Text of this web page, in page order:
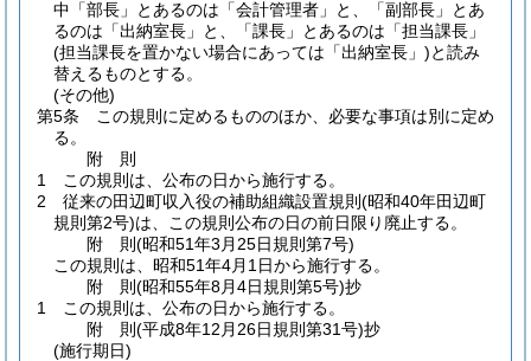
中「部長」とあるのは「会計管理者」と、「副部長」とあ
るのは「出納室長」と、「課長」とあるのは「担当課長」
(担当課長を置かない場合にあっては「出納室長」)と読み
替えるものとする。
(その他)
第5条
この規則に定めるもののほか、必要な事項は別に定め
る。
附 則
1
この規則は、公布の日から施行する。
2
従来の田辺町収入役の補助組織設置規則 (昭和40年田辺町
規則第2号)は、この規則公布の日の前日限り廃止する。
附 則(昭和51年3月25日規則第7号)
この規則は、昭和51年4月1日から施行する。
附 則(昭和55年8月4日規則第5号)抄
1
この規則は、公布の日から施行する。
附 則(平成8年12月26日規則第31号)抄
(施行期日)